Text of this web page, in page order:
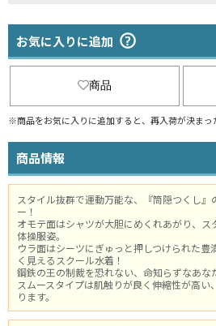
お気に入りに追加
商品
※商品をお気に入りに追加すると、再入荷が決まっ
商品情報
スタイル抜群で運動万能な、『筒隠つくし
ー！
オモテ面はシャツが大胆にめくれあがり、
体操服姿。
ウラ面はシーツにぎゅっと押しつけられた豊
く見えるスクール水着！
鋼鉄の王の制裁を恐れない、命知らずなあな
スムースタイプは肌触りが良く伸縮性が高い
ります。